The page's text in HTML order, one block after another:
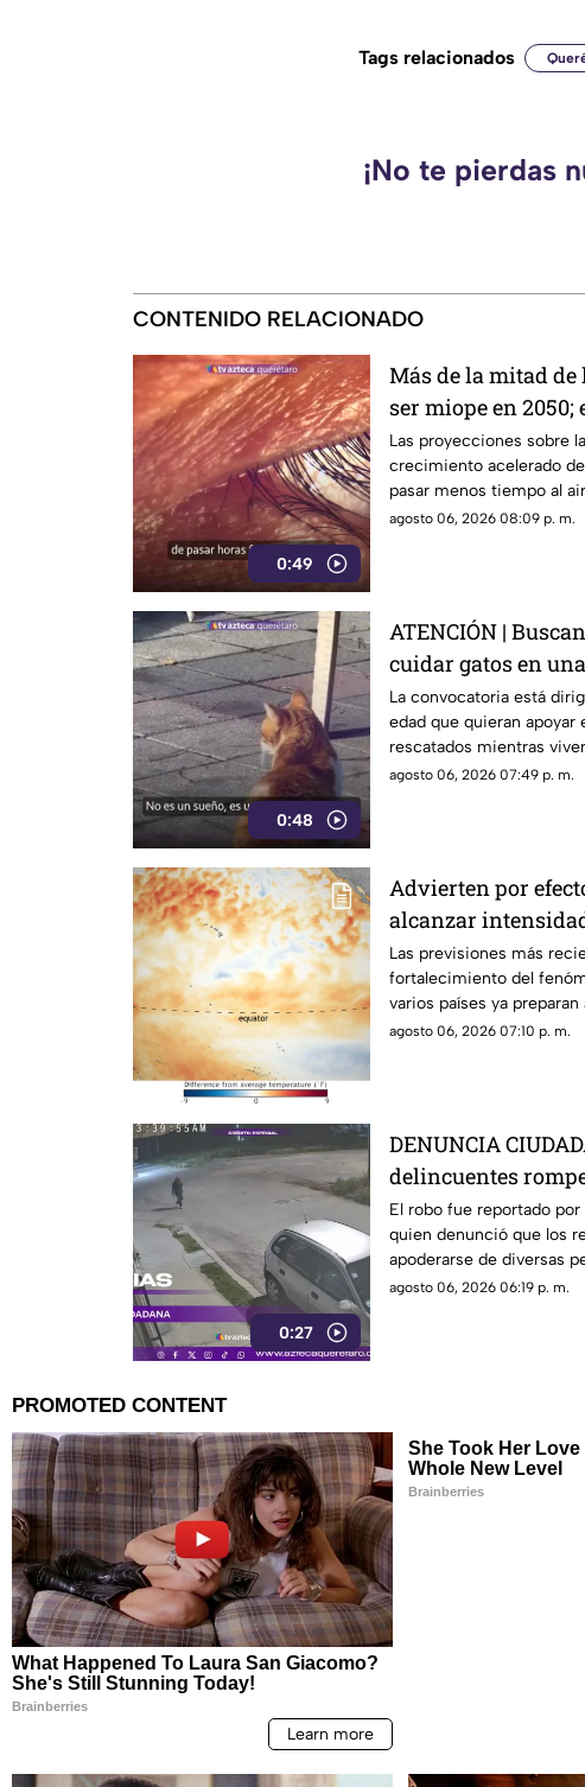
Tags relacionados
¡No te pierdas
CONTENIDO RELACIONADO
0:49
Más de la mitad
ser miope en
advierten las
Las proyecciones sobre
crecimiento acelerado
pasar menos tiempo al
su desarrollo.
agosto 06, 2026 08:09 p. m.
0:48
ATENCIÓN |
cuidar gatos en
La convocatoria está
edad que quieran apoyar
rescatados mientras
isla griega.
agosto 06, 2026 07:49 p. m.
Advierten por
alcanzar
Las previsiones más
fortalecimiento del
varios países ya
posibles efectos.
agosto 06, 2026 07:10 p. m.
0:27
DENUNCIA
delincuentes
automóvil y roban
Querétaro
El robo fue reportado
quien denunció que los
apoderarse de diversas
agosto 06, 2026 06:19 p. m.